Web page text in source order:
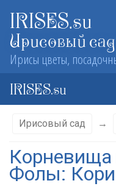
IRISES.su
Ирисовый
Ирисы цветы,
IRISES.su
Ирисовый сад →
Корневища
Фолы: